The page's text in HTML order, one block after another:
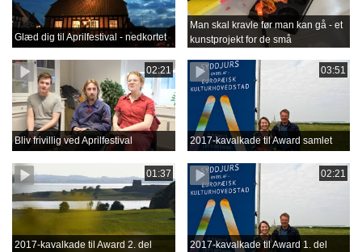
Glæd dig til Aprilfestival - nedkortet
Man skal kravle før man kan gå - et
kunstprojekt for de små
02:21
Bliv frivillig ved Aprilfestival
03:51
2017-kavalkade til Award samlet
01:37
2017-kavalkade til Award 2. del
02:21
2017-kavalkade til Award 1. del